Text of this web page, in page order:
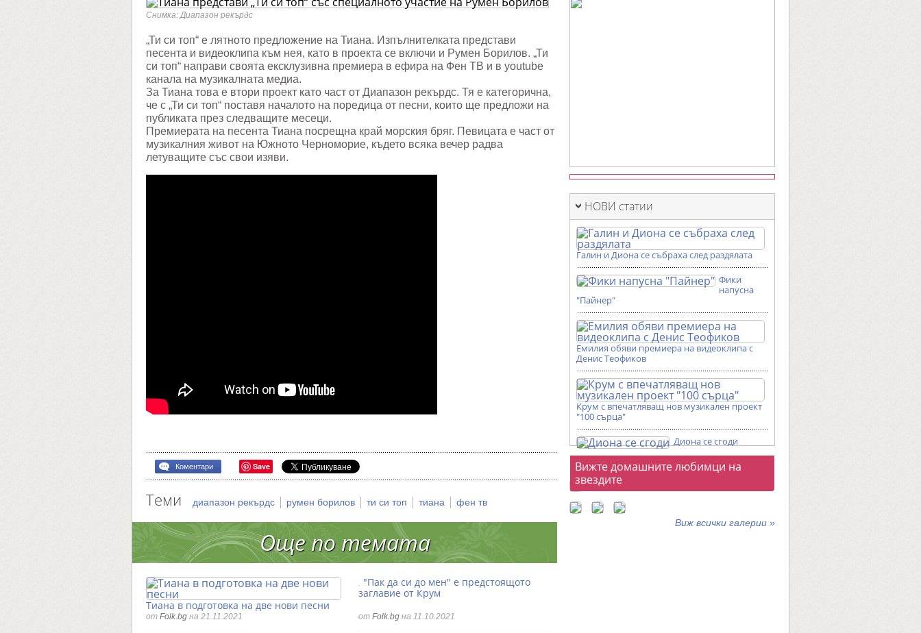
топ“
на
Румен
Борилов
Снимка: Диапазон рекърдс
„Ти си топ“ е лятното предложение на Тиана. Изпълнителката представи
песента и видеоклипа към нея, като в проекта се включи и Румен Борилов. „Ти
си топ“ направи своята ексклузивна премиера в ефира на Фен ТВ и в youtube
канала на музикалната медиа.
За Тиана това е втори проект като част от Диапазон рекърдс. Тя е категорична,
че с „Ти си топ“ поставя началото на поредица от песни, които ще предложи на
публиката през следващите месеци.
Премиерата на песента Тиана посрещна край морския бряг. Певицата е част от
музикалния живот на Южното Черноморие, където всяка вечер радва
летуващите със свои изяви.
Коментари Save
Теми диапазон рекърдс | румен борилов | ти си топ | тиана | фен тв
Още по темата
Тиана в подготовка на две нови песни
от Folk.bg на 21.11.2021
"Пак да си до мен" е предстоящото
заглавие от Крум
от Folk.bg на 11.10.2021
НОВИ статии
Галин и Диона се събраха след раздялата
Фики
напусна
"Пайнер"
Емилия обяви премиера на видеоклипа с
Денис Теофиков
Крум с впечатляващ нов музикален проект
"100 сърца"
Диона се сгоди
Фотогалерии
Вижте домашните любимци на
звездите
Виж всички галерии »